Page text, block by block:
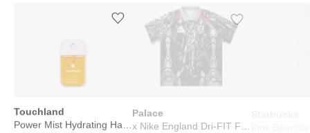
Touchland
Ürünü istek listesine ekle veya listeden çıkar
Palace
Ürünü istek listesine ekle veya listeden çıkar